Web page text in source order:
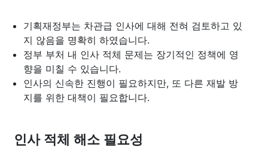
기획재정부는 차관급 인사에 대해 전혀 검토하고 있
지 않음을 명확히 하였습니다.
정부 부처 내 인사 적체 문제는 장기적인 정책에 영
향을 미칠 수 있습니다.
인사의 신속한 진행이 필요하지만, 또 다른 재발 방
지를 위한 대책이 필요합니다.
인사 적체 해소 필요성